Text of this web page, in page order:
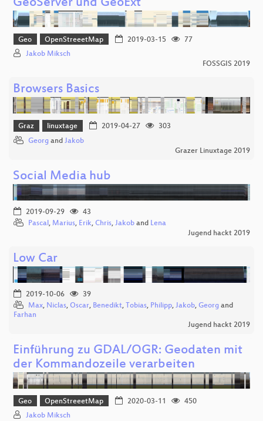
GeoServer und GeoExt
Geo OpenStreeetMap 2019-03-15
77
Jakob Miksch
FOSSGIS 2019
Browsers Basics
Graz linuxtage 2019-04-27
303
Georg and Jakob
Grazer Linuxtage 2019
Social Media hub
2019-09-29
43
Pascal, Marius, Erik, Chris, Jakob and Lena
Jugend hackt 2019
Low Car
2019-10-06
39
Max, Niclas, Oscar, Benedikt, Tobias, Philipp, Jakob, Georg and
Farhan
Jugend hackt 2019
Einführung zu GDAL/OGR: Geodaten mit
der Kommandozeile verarbeiten
Geo OpenStreeetMap 2020-03-11
450
Jakob Miksch